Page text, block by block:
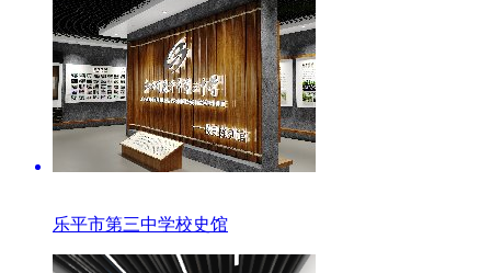
乐平市第三中学校史馆